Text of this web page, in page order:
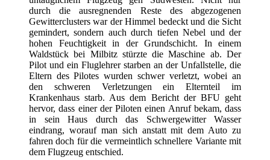
durch die ausregnenden Reste des abgezogenen
Gewitterclusters war der Himmel bedeckt und die Sicht
gemindert, sondern auch durch tiefen Nebel und der
hohen Feuchtigkeit in der Grundschicht. In einem
Waldstück bei Milbitz stürzte die Maschine ab. Der
Pilot und ein Fluglehrer starben an der Unfallstelle, die
Eltern des Pilotes wurden schwer verletzt, wobei an
den schweren Verletzungen ein Elternteil im
Krankenhaus starb. Aus dem Bericht der BFU geht
hervor, dass einer der Piloten einen Anruf bekam, dass
in sein Haus durch das Schwergewitter Wasser
eindrang, worauf man sich anstatt mit dem Auto zu
fahren doch für die vermeintlich schnellere Variante mit
dem Flugzeug entschied.